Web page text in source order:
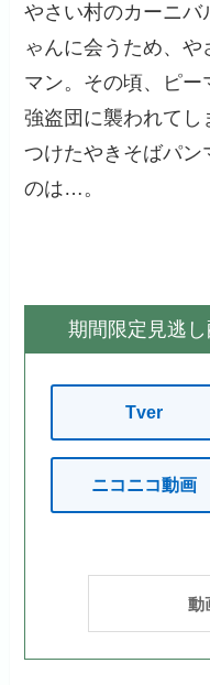
やさい村のカーニバ
ゃんに会うため、
マン。その頃、ピー
強盗団に襲われてし
つけたやきそばパン
のは…。
期間限定見逃
Tver
ニコニコ動画
動